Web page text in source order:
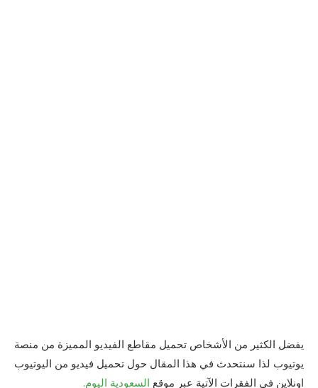
يفضل الكثير من الأشخاص تحميل مقاطع الفيديو المميزة من منصة
يوتيوب لذا سنتحدث في هذا المقال حول تحميل فيديو من اليوتيوب
اونلاين في الفقرات الآتية عبر موقع السعودية اليوم.